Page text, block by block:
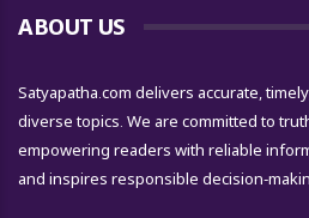
ABOUT US
Satyapatha.com delivers accurate,
diverse topics. We are committed to
empowering readers with reliable
and inspires responsible decision-